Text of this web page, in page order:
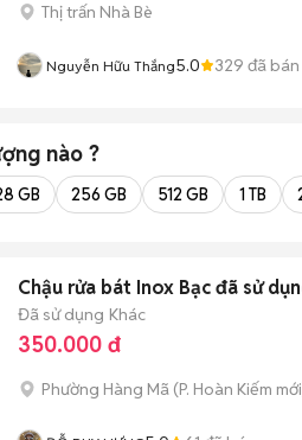
Thị trấn Nhà Bè
Nguyễn Hữu Thắng5.0 329 đã bán
nào ?
GB 256 GB 512 GB 1 TB
Chậu rửa bát Inox Bạc đã sử
Đã sử dụng Khác
350.000 đ
Phường Hàng Mã (P. Hoàn Kiếm